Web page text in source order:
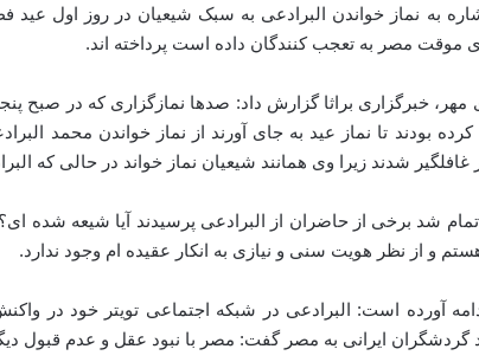
به نماز خواندن البرادعی به سبک شیعیان در روز اول عید
موقت مصر به تعجب کنندگان داده است پرداخته اند.
خبرگزاری براثا گزارش داد: صدها نمازگزاری که در صبح
بودند تا نماز عید به جای آورند از نماز خواندن محمد
شدند زیرا وی همانند شیعیان نماز خواند در حالی که
شد برخی از حاضران از البرادعی پرسیدند آیا شیعه شده
و از نظر هویت سنی و نیازی به انکار عقیده ام وجود ندارد.
آورده است: البرادعی در شبکه اجتماعی تویتر خود در
گردشگران ایرانی به مصر گفت: مصر با نبود عقل و عدم قبول